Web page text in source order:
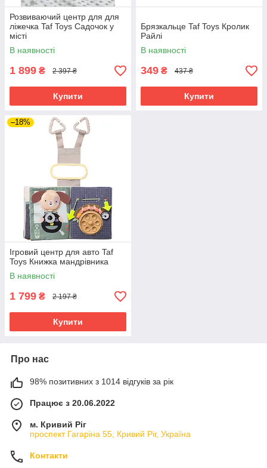
Розвиваючий центр для для
ліжечка Taf Toys Садочок у
місті
В наявності
1 899 ₴ 2 397 ₴
Купити
Брязкальце Taf Toys Кролик
Райлі
В наявності
349 ₴ 437 ₴
Купити
–18%
Ігровий центр для авто Taf
Toys Книжка мандрівника
В наявності
1 799 ₴ 2 197 ₴
Купити
Про нас
98% позитивних з 1014 відгуків за рік
Працює з 20.06.2022
м. Кривий Ріг
проспект Гагаріна 55, Кривий Ріг, Україна
Контакти